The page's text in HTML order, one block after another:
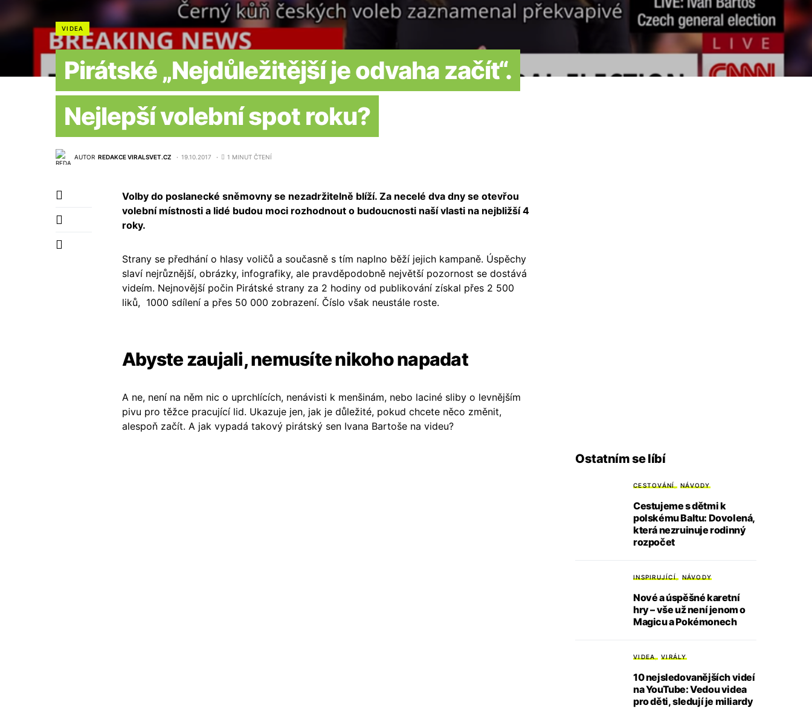
VIDEA
Pirátské „Nejdůležitější je odvaha začít“.
Nejlepší volební spot roku?
AUTOR REDAKCE VIRALSVET.CZ 19.10.2017 1 MINUT ČTENÍ
Volby do poslanecké sněmovny se nezadržitelně blíží. Za necelé dva dny se otevřou
volební místnosti a lidé budou moci rozhodnout o budoucnosti naší vlasti na nejbližší 4
roky.
Strany se předhání o hlasy voličů a současně s tím naplno běží jejich kampaně. Úspěchy
slaví nejrůznější, obrázky, infografiky, ale pravděpodobně největší pozornost se dostává
videím. Nejnovější počin Pirátské strany za 2 hodiny od publikování získal přes 2 500
liků, 1000 sdílení a přes 50 000 zobrazení. Číslo však neustále roste.
Abyste zaujali, nemusíte nikoho napadat
A ne, není na něm nic o uprchlících, nenávisti k menšinám, nebo laciné sliby o levnějším
pivu pro těžce pracující lid. Ukazuje jen, jak je důležité, pokud chcete něco změnit,
alespoň začít. A jak vypadá takový pirátský sen Ivana Bartoše na videu?
Ostatním se líbí
CESTOVÁNÍ NÁVODY
Cestujeme s dětmi k
polskému Baltu: Dovolená,
která nezruinuje rodinný
rozpočet
INSPIRUJÍCÍ NÁVODY
Nové a úspěšné karetní
hry – vše už není jenom o
Magicu a Pokémonech
VIDEA VIRÁLY
10 nejsledovanějších videí
na YouTube: Vedou videa
pro děti, sledují je miliardy